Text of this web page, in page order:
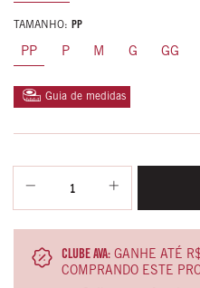
TAMANHO: PP
PP P M G GG
Guia de medidas
CLUBE AVA: GANHE ATÉ
COMPRANDO ESTE